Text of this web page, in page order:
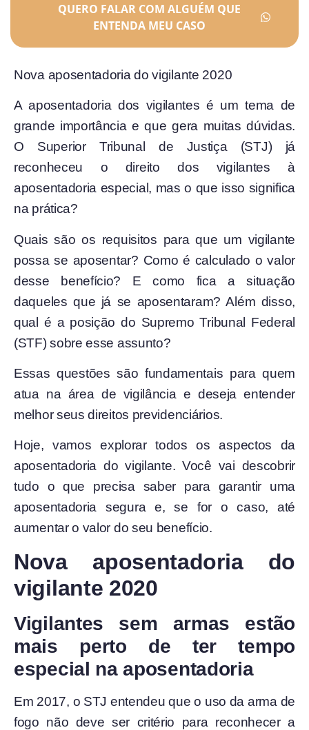
QUERO FALAR COM ALGUÉM QUE
ENTENDA MEU CASO
Nova aposentadoria do vigilante 2020
A aposentadoria dos vigilantes é um tema de
grande importância e que gera muitas dúvidas.
O Superior Tribunal de Justiça (STJ) já
reconheceu o direito dos vigilantes à
aposentadoria especial, mas o que isso significa
na prática?
Quais são os requisitos para que um vigilante
possa se aposentar? Como é calculado o valor
desse benefício? E como fica a situação
daqueles que já se aposentaram? Além disso,
qual é a posição do Supremo Tribunal Federal
(STF) sobre esse assunto?
Essas questões são fundamentais para quem
atua na área de vigilância e deseja entender
melhor seus direitos previdenciários.
Hoje, vamos explorar todos os aspectos da
aposentadoria do vigilante. Você vai descobrir
tudo o que precisa saber para garantir uma
aposentadoria segura e, se for o caso, até
aumentar o valor do seu benefício.
Nova aposentadoria do
vigilante 2020
Vigilantes sem armas estão
mais perto de ter tempo
especial na aposentadoria
Em 2017, o STJ entendeu que o uso da arma de
fogo não deve ser critério para reconhecer a